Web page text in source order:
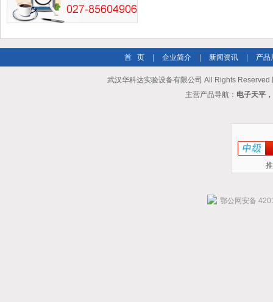
首 页 企业简介 新闻资讯 产品
武汉华科达实验设备有限公司 All Rights Reserved
主营产品导航： 电子天平
鄂公网安备